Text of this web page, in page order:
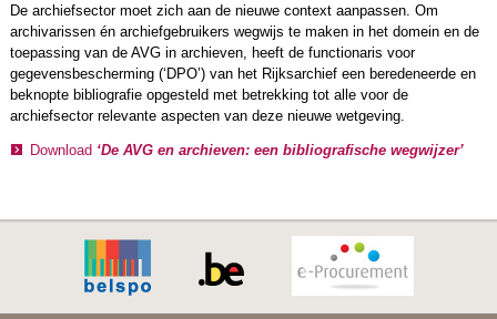
De archiefsector moet zich aan de nieuwe context aanpassen. Om
archivarissen én archiefgebruikers wegwijs te maken in het domein en de
toepassing van de AVG in archieven, heeft de functionaris voor
gegevensbescherming (‘DPO’) van het Rijksarchief een beredeneerde en
beknopte bibliografie opgesteld met betrekking tot alle voor de
archiefsector relevante aspecten van deze nieuwe wetgeving.
Download ‘De AVG en archieven: een bibliografische wegwijzer’